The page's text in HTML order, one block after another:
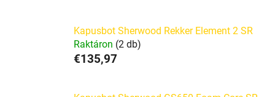
Kapusbot Sherwood Rekker Element 2 SR
Raktáron (2 db)
€135,97